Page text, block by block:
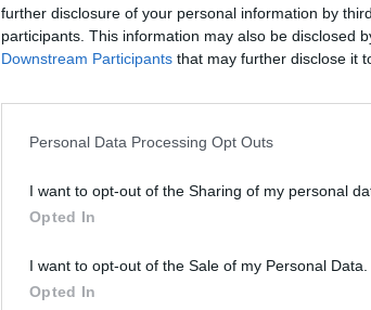
further disclosure of your personal information by
participants. This information may also be disclosed
Downstream Participants that may further disclose it
Personal Data Processing Opt Outs
I want to opt-out of the Sharing of my personal
Opted In
I want to opt-out of the Sale of my Personal Data.
Opted In